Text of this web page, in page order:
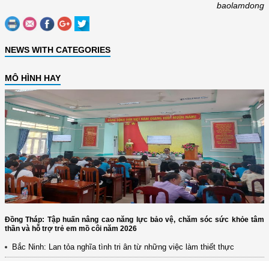
baolamdong
NEWS WITH CATEGORIES
MÔ HÌNH HAY
Đồng Tháp: Tập huấn nâng cao năng lực bảo vệ, chăm sóc sức khỏe tâm
thần và hỗ trợ trẻ em mồ côi năm 2026
Bắc Ninh: Lan tỏa nghĩa tình tri ân từ những việc làm thiết thực